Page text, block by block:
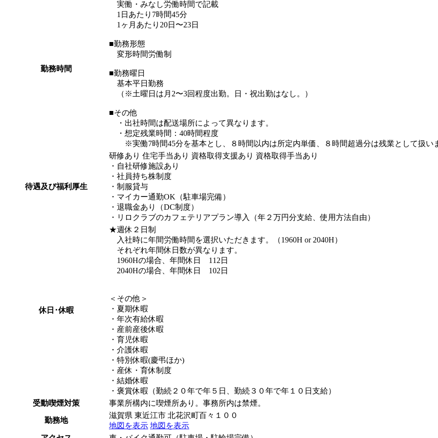
勤務時間
実働・みなし労働時間で記載
1日あたり7時間45分
1ヶ月あたり20日〜23日
■勤務形態
変形時間労働制
■勤務曜日
基本平日勤務
（※土曜日は月2〜3回程度出勤。日・祝出勤はなし。）
■その他
・出社時間は配送場所によって異なります。
・想定残業時間：40時間程度
※実働7時間45分を基本とし、８時間以内は所定内単価、８時間超過分は残業として扱い
待遇及び福利厚生
研修あり 住宅手当あり 資格取得支援あり 資格取得手当あり
・自社研修施設あり
・社員持ち株制度
・制服貸与
・マイカー通勤OK（駐車場完備）
・退職金あり（DC制度）
・リロクラブのカフェテリアプラン導入（年２万円分支給、使用方法自由）
休日･休暇
★週休２日制
入社時に年間労働時間を選択いただきます。（1960H or 2040H）
それぞれ年間休日数が異なります。
1960Hの場合、年間休日 112日
2040Hの場合、年間休日 102日
＜その他＞
・夏期休暇
・年次有給休暇
・産前産後休暇
・育児休暇
・介護休暇
・特別休暇(慶弔ほか)
・産休・育休制度
・結婚休暇
・褒賞休暇（勤続２０年で年５日、勤続３０年で年１０日支給）
受動喫煙対策
事業所構内に喫煙所あり。事務所内は禁煙。
勤務地
滋賀県 東近江市 北花沢町百々１００
地図を表示 地図を表示